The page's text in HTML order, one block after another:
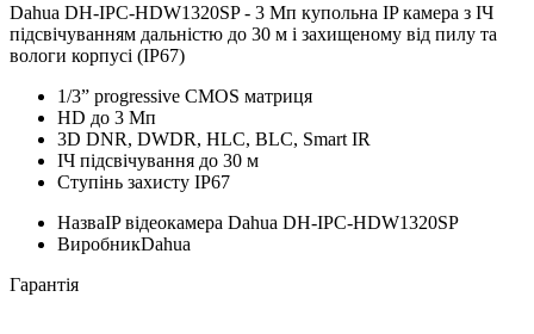
Dahua DH-IPC-HDW1320SP - 3 Мп купольна IP камера з ІЧ
підсвічуванням дальністю до 30 м і захищеному від пилу та
вологи корпусі (IP67)
1/3” progressive CMOS матриця
HD до 3 Мп
3D DNR, DWDR, HLC, BLC, Smart IR
ІЧ підсвічування до 30 м
Ступінь захисту IP67
НазваIP відеокамера Dahua DH-IPC-HDW1320SP
ВиробникDahua
Гарантія